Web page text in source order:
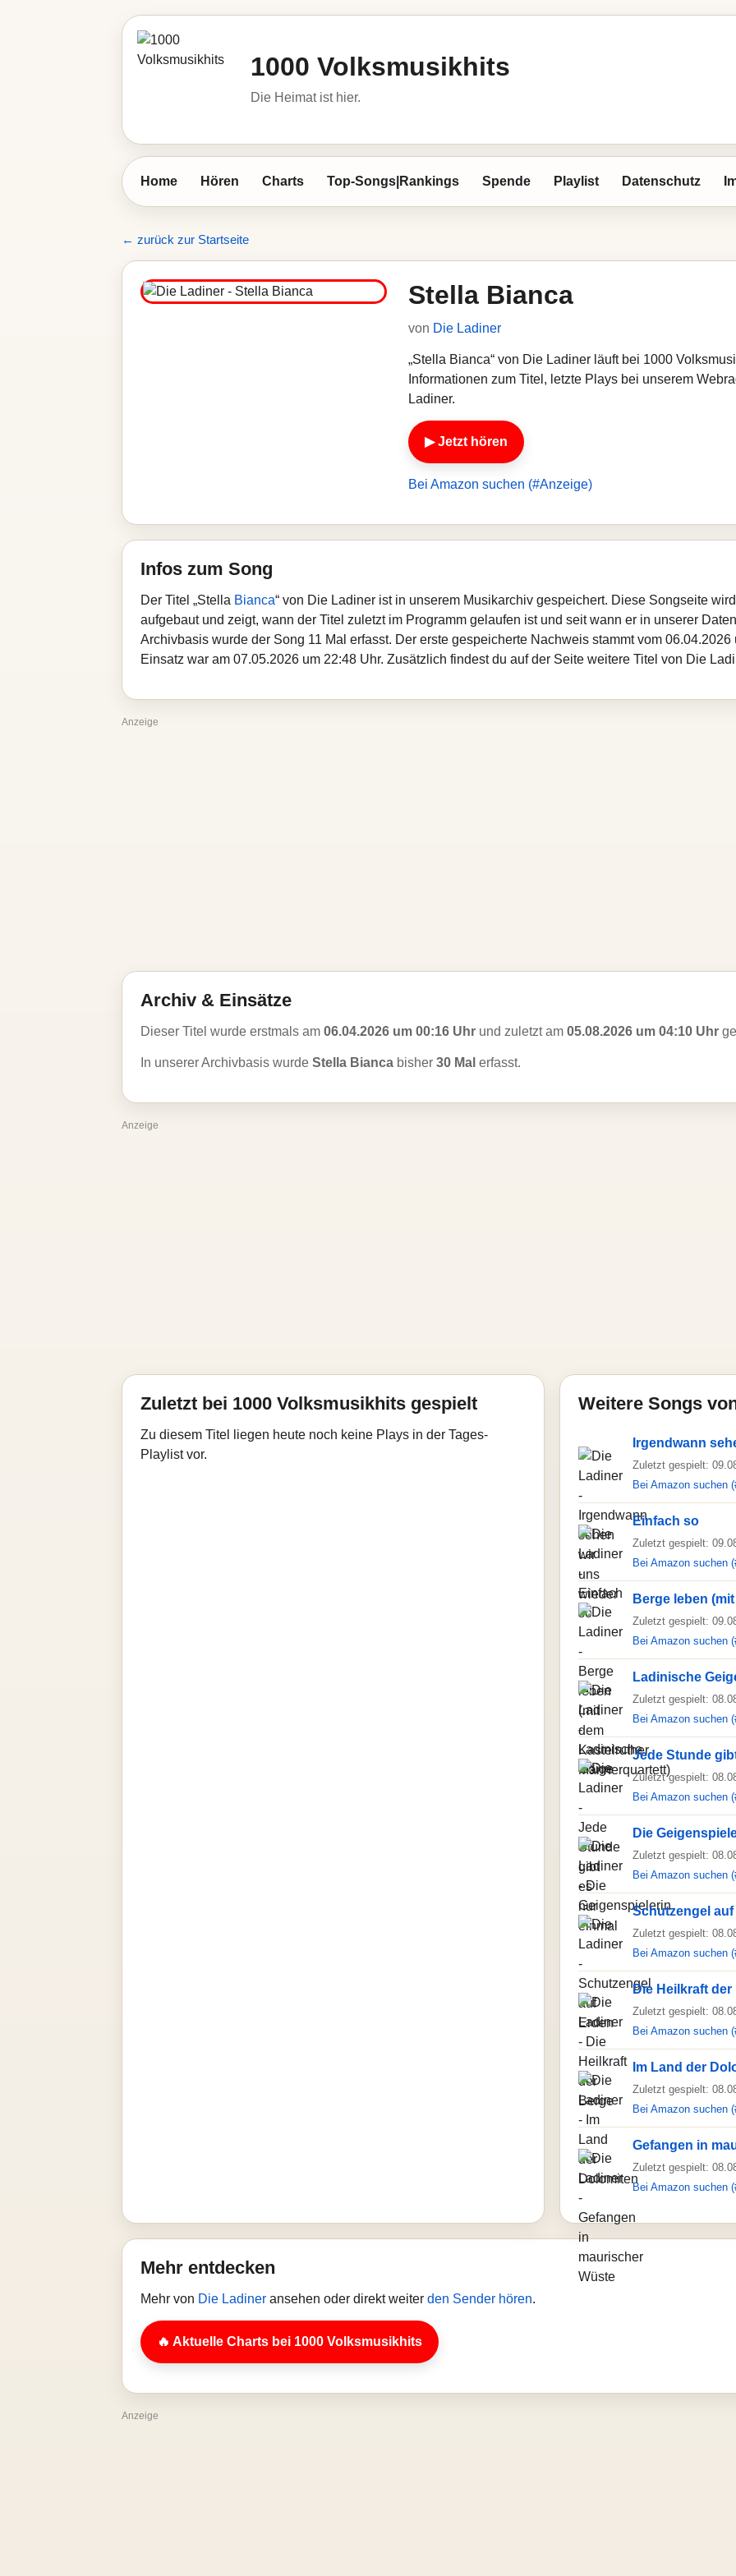
1000 Volksmusikhits
Die Heimat ist hier.
Home Hören Charts Top-Songs|Rankings Spende Playlist Datenschutz
← zurück zur Startseite
Stella Bianca
von Die Ladiner
„Stella Bianca“ von Die Ladiner läuft bei 1000
Informationen zum Titel, letzte Plays bei unserem
Ladiner.
▶ Jetzt hören
Bei Amazon suchen (#Anzeige)
Infos zum Song
Der Titel „Stella Bianca“ von Die Ladiner ist in unserem Musikarchiv gespeichert. Diese Songseite
aufgebaut und zeigt, wann der Titel zuletzt im Programm gelaufen ist und seit wann er in unserer
Archivbasis wurde der Song 11 Mal erfasst. Der erste gespeicherte Nachweis stammt vom
Einsatz war am 07.05.2026 um 22:48 Uhr. Zusätzlich findest du auf der Seite weitere Titel von Die
Anzeige
Archiv & Einsätze
Dieser Titel wurde erstmals am 06.04.2026 um 00:16 Uhr und zuletzt am 05.08.2026 um 04:10 Uhr
In unserer Archivbasis wurde Stella Bianca bisher 30 Mal erfasst.
Anzeige
Zuletzt bei 1000 Volksmusikhits gespielt
Zu diesem Titel liegen heute noch keine Plays in der Tages-
Playlist vor.
Weitere Songs
Irgendwann
Zuletzt gespielt:
Bei Amazon suchen
Einfach so
Zuletzt gespielt:
Bei Amazon suchen
Berge leben
Zuletzt gespielt:
Bei Amazon suchen
Ladinische
Zuletzt gespielt:
Bei Amazon suchen
Jede Stunde
Zuletzt gespielt:
Bei Amazon suchen
Die
Zuletzt gespielt:
Bei Amazon suchen
Schutzengel auf
Zuletzt gespielt:
Bei Amazon suchen
Die Heilkraft der
Zuletzt gespielt:
Bei Amazon suchen
Im Land der
Zuletzt gespielt:
Bei Amazon suchen
Gefangen in
Zuletzt gespielt:
Bei Amazon suchen
Mehr entdecken
Mehr von Die Ladiner ansehen oder direkt weiter den Sender hören.
🔥 Aktuelle Charts bei 1000 Volksmusikhits
Anzeige